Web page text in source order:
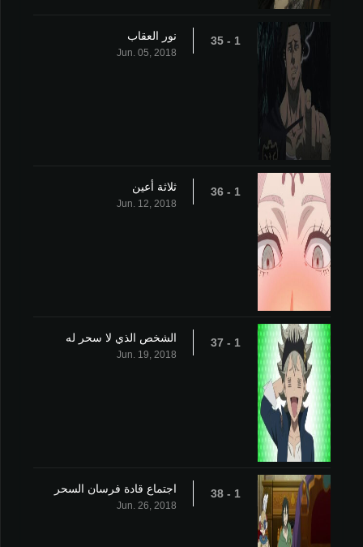
1 - 35 نور العقاب
Jun. 05, 2018
1 - 36 ثلاثة أعين
Jun. 12, 2018
1 - 37 الشخص الذي لا سحر له
Jun. 19, 2018
1 - 38 اجتماع قادة فرسان السحر
Jun. 26, 2018